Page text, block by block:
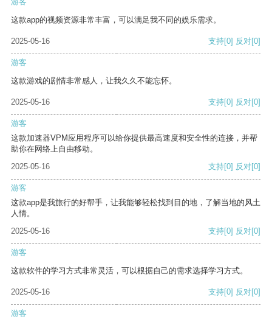
这款app的视频资源非常丰富，可以满足我不同的娱乐需求。
2025-05-16 支持[0] 反对[0]
游客
这款游戏的剧情非常感人，让我久久不能忘怀。
2025-05-16 支持[0] 反对[0]
游客
这款加速器VPM应用程序可以给你提供最高速度和安全性的连接，并帮
助你在网络上自由移动。
2025-05-16
支持[0] 反对[0]
游客
这款app是我旅行的好帮手，让我能够轻松找到目的地，了解当地的风土
人情。
2025-05-16
支持[0] 反对[0]
游客
这款软件的学习方式非常灵活，可以根据自己的需求选择学习方式。
2025-05-16 支持[0] 反对[0]
游客